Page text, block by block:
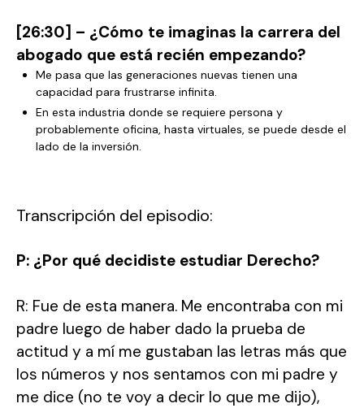
[26:30] – ¿Cómo te imaginas la carrera del
abogado que está recién empezando?
Me pasa que las generaciones nuevas tienen una
capacidad para frustrarse infinita.
En esta industria donde se requiere persona y
probablemente oficina, hasta virtuales, se puede desde el
lado de la inversión.
Transcripción del episodio:
P: ¿Por qué decidiste estudiar Derecho?
R: Fue de esta manera. Me encontraba con mi
padre luego de haber dado la prueba de
actitud y a mí me gustaban las letras más que
los números y nos sentamos con mi padre y
me dice (no te voy a decir lo que me dijo),